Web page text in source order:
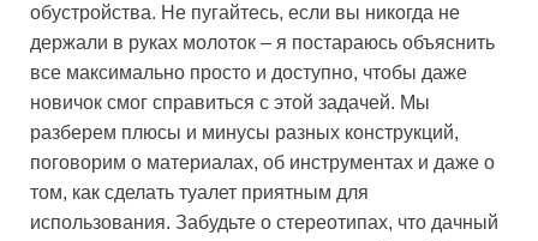
обустройства. Не пугайтесь, если вы никогда не
держали в руках молоток – я постараюсь объяснить
все максимально просто и доступно, чтобы даже
новичок смог справиться с этой задачей. Мы
разберем плюсы и минусы разных конструкций,
поговорим о материалах, об инструментах и даже о
том, как сделать туалет приятным для
использования. Забудьте о стереотипах, что дачный